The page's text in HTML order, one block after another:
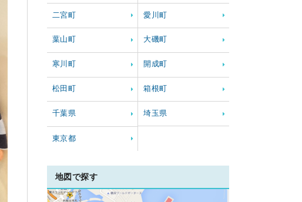
二宮町 愛川町
葉山町 大磯町
寒川町 開成町
松田町 箱根町
千葉県 埼玉県
東京都
地図で探す